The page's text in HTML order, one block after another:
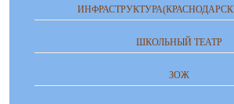
ШКОЛЬНЫЙ ТЕАТР
ЗОЖ